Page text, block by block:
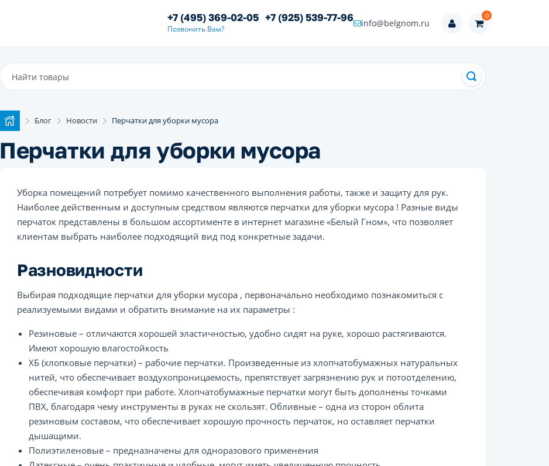
+7 (495) 369-02-05 +7 (925) 539-77-96
Позвонить Вам?
info@belgnom.ru
0
Блог Новости Перчатки для уборки мусора
Перчатки для уборки мусора
Уборка помещений потребует помимо качественного выполнения работы, также и защиту для рук.
Наиболее действенным и доступным средством являются перчатки для уборки мусора ! Разные виды
перчаток представлены в большом ассортименте в интернет магазине «Белый Гном», что позволяет
клиентам выбрать наиболее подходящий вид под конкретные задачи.
Разновидности
Выбирая подходящие перчатки для уборки мусора , первоначально необходимо познакомиться с
реализуемыми видами и обратить внимание на их параметры :
Резиновые – отличаются хорошей эластичностью, удобно сидят на руке, хорошо растягиваются.
Имеют хорошую влагостойкость
ХБ (хлопковые перчатки) – рабочие перчатки. Произведенные из хлопчатобумажных натуральных
нитей, что обеспечивает воздухопроницаемость, препятствует загрязнению рук и потоотделению,
обеспечивая комфорт при работе. Хлопчатобумажные перчатки могут быть дополнены точками
ПВХ, благодаря чему инструменты в руках не скользят. Обливные – одна из сторон облита
резиновым составом, что обеспечивает хорошую прочность перчаток, но оставляет перчатки
дышащими.
Полиэтиленовые – предназначены для одноразового применения